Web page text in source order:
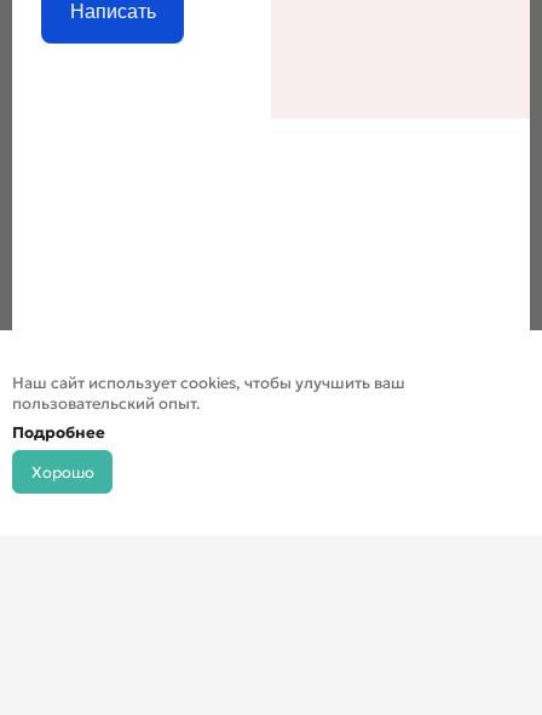
Написать
Наш сайт использует cookies, чтобы улучшить ваш
пользовательский опыт.
Подробнее
Хорошо